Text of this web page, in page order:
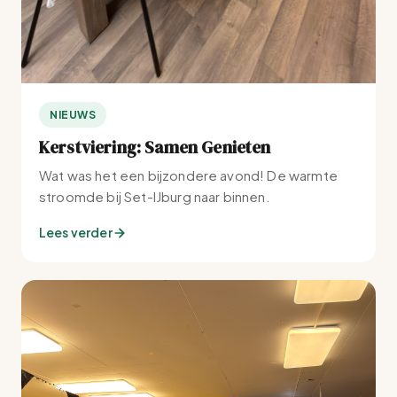
NIEUWS
Kerstviering: Samen Genieten
Wat was het een bijzondere avond! De warmte
stroomde bij Set-IJburg naar binnen.
Lees verder